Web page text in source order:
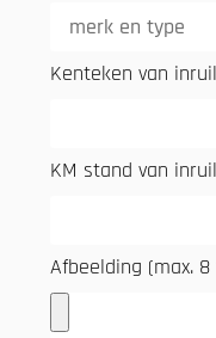
Kenteken van
KM stand van
Afbeelding (max.